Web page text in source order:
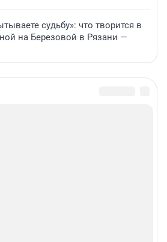
судьбу»: что творится в
на Березовой в Рязани —